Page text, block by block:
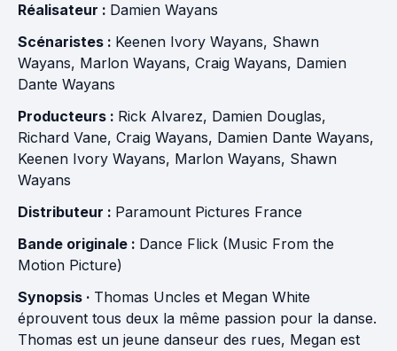
Réalisateur : Damien Wayans
Scénaristes : Keenen Ivory Wayans, Shawn
Wayans, Marlon Wayans, Craig Wayans, Damien
Dante Wayans
Producteurs : Rick Alvarez, Damien Douglas,
Richard Vane, Craig Wayans, Damien Dante Wayans,
Keenen Ivory Wayans, Marlon Wayans, Shawn
Wayans
Distributeur : Paramount Pictures France
Bande originale : Dance Flick (Music From the
Motion Picture)
Synopsis · Thomas Uncles et Megan White
éprouvent tous deux la même passion pour la danse.
Thomas est un jeune danseur des rues, Megan est